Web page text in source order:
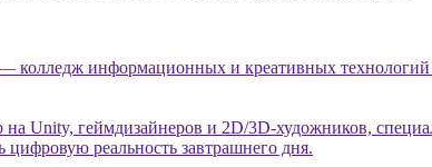
— колледж информационных и креативных
Unity, геймдизайнеров и 2D/3D-художников,
цифровую реальность завтрашнего дня.